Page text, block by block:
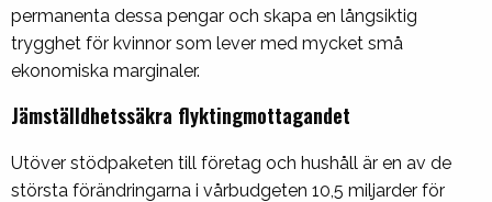
permanenta dessa pengar och skapa en långsiktig
trygghet för kvinnor som lever med mycket små
ekonomiska marginaler.
Jämställdhetssäkra flyktingmottagandet
Utöver stödpaketen till företag och hushåll är en av de
största förändringarna i vårbudgeten 10,5 miljarder för